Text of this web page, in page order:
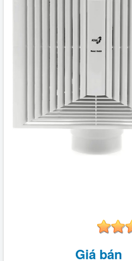
Giá bán